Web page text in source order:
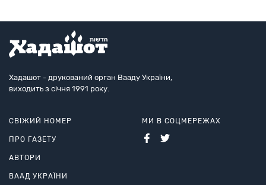
Хадашот - друкований орган Вааду України,
виходить з січня 1991 року.
СВІЖИЙ НОМЕР
ПРО ГАЗЕТУ
АВТОРИ
ВААД УКРАЇНИ
МИ В СОЦМЕРЕЖАХ